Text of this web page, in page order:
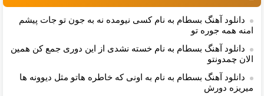
دانلود آهنگ بسطام به نام کسی نیومده نه به جون تو جات پیشم
امنه همه جوره تو
دانلود آهنگ بسطام به نام خسته نشدی از این دوری جمع کن همین
الان چمدونتو
دانلود آهنگ بسطام به نام به اونی که خاطره هاتو مثل دیوونه ها
میریزه دورش